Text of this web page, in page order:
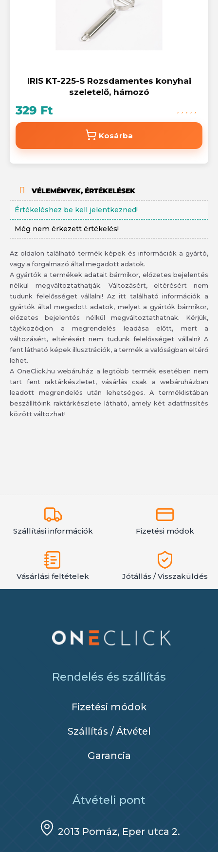
IRIS KT-225-S Rozsdamentes konyhai
szeletelő, hámozó
329 Ft
Kosárba
VÉLEMÉNYEK, ÉRTÉKELÉSEK
Értékeléshez be kell jelentkezned!
Még nem érkezett értékelés!
Az oldalon található termék képek és információk a gyártó,
vagy a forgalmazó által megadott adatok.
A gyártók a termékek adatait bármikor, előzetes bejelentés
nélkül megváltoztathatják. Változásért, eltérésért nem
tudunk felelősséget vállalni! Az itt található információk a
gyártók által megadott adatok, melyet a gyártók bármikor,
előzetes bejelentés nélkül megváltoztathatnak. Kérjük,
tájékozódjon a megrendelés leadása előtt, mert a
változásért, eltérésért nem tudunk felelősséget vállalni! A
fent látható képek illusztrációk, a termék a valóságban eltérő
lehet.
A OneClick.hu webáruház a legtöbb termék esetében nem
tart fent raktárkészletet, vásárlás csak a webáruházban
leadott megrendelés után lehetséges. A terméklistában
beszállítóink raktárkészlete látható, amely két adatfrissítés
között változhat!
Szállítási információk Fizetési módok
Vásárlási feltételek Jótállás / Visszaküldés
Rendelés és szállítás
Fizetési módok
Szállítás / Átvétel
Garancia
Átvételi pont
2013 Pomáz, Eper utca 2.